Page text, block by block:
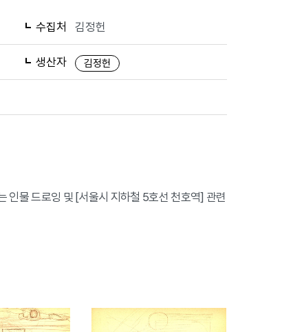
수집처 김정헌
생산자 김정헌
인물 드로잉 및 [서울시 지하철 5호선 천호역] 관련